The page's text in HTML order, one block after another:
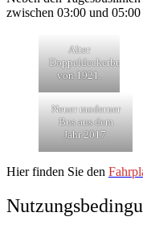
zwischen 03:00 und
Alter
Doppeldeckerbus
von 1921.
Neuer moderner
Bus aus dem
Jahr 2017.
Hier finden Sie den